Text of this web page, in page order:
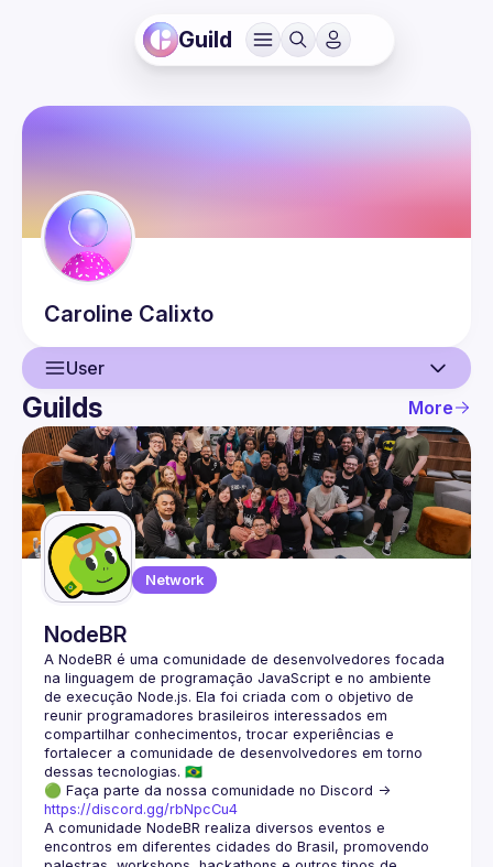
Guild
Caroline Calixto
User
User
Events
Guilds
Guilds More
Network
NodeBR
A NodeBR é uma comunidade de desenvolvedores focada
na linguagem de programação JavaScript e no ambiente
de execução Node.js. Ela foi criada com o objetivo de
reunir programadores brasileiros interessados em
compartilhar conhecimentos, trocar experiências e
fortalecer a comunidade de desenvolvedores em torno
🟢 Faça parte da nossa comunidade no Discord ->
https://discord.gg/rbNpcCu4
A comunidade NodeBR realiza diversos eventos e
encontros em diferentes cidades do Brasil, promovendo